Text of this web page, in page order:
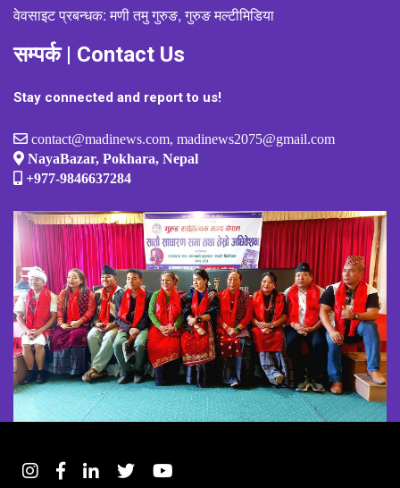
वेवसाइट प्रबन्धक: मणी तमु गुरुङ, गुरुङ मल्टीमिडिया
सम्पर्क | Contact Us
Stay connected and report to us!
contact@madinews.com, madinews2075@gmail.com
NayaBazar, Pokhara, Nepal
+977-9846637284